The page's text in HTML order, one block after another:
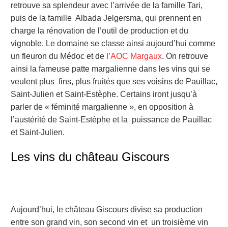
retrouve sa splendeur avec l’arrivée de la famille Tari,
puis de la famille Albada Jelgersma, qui prennent en
charge la rénovation de l’outil de production et du
vignoble. Le domaine se classe ainsi aujourd’hui comme
un fleuron du Médoc et de l’AOC Margaux. On retrouve
ainsi la fameuse patte margalienne dans les vins qui se
veulent plus fins, plus fruités que ses voisins de Pauillac,
Saint-Julien et Saint-Estèphe. Certains iront jusqu’à
parler de « féminité margalienne », en opposition à
l’austérité de Saint-Estèphe et la puissance de Pauillac
et Saint-Julien.
Les vins du château Giscours
Aujourd’hui, le château Giscours divise sa production
entre son grand vin, son second vin et un troisième vin